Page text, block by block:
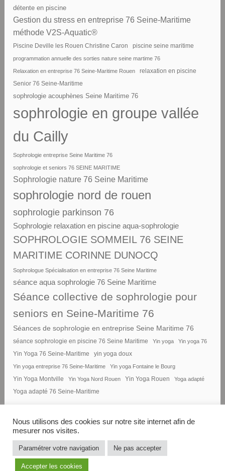
détente en piscine
Gestion du stress en entreprise 76 Seine-Maritime
méthode V2S-Aquatic®
Piscine Deville les Rouen Christine Caron piscine seine maritime
programmation annuelle des sorties nature seine martime 76
Relaxation en entreprise 76 Seine-Maritime Rouen relaxation en piscine
Senior 76 Seine-Maritime
sophrologie acouphènes Seine Maritime 76
sophrologie en groupe vallée
du Cailly
Sophrologie entreprise Seine Maritime 76
sophrologie et seniors 76 SEINE MARITIME
Sophrologie nature 76 Seine Maritime
sophrologie nord de rouen
sophrologie parkinson 76
Sophrologie relaxation en piscine aqua-sophrologie
SOPHROLOGIE SOMMEIL 76 SEINE
MARITIME CORINNE DUNOCQ
Sophrologue Spécialisation en entreprise 76 Seine Maritime
séance aqua sophrologie 76 Seine Maritime
Séance collective de sophrologie pour
seniors en Seine-Maritime 76
Séances de sophrologie en entreprise Seine Maritime 76
séance sophrologie en piscine 76 Seine Maritime Yin yoga Yin yoga 76
Yin Yoga 76 Seine-Maritime yin yoga doux
Yin yoga entreprise 76 Seine-Maritime Yin yoga Fontaine le Bourg
Yin Yoga Montville Yin Yoga Nord Rouen Yin Yoga Rouen Yoga adapté
Yoga adapté 76 Seine-Maritime
FIÈREMENT PROPULSÉ PAR
WORDPRESS
| THÈME : DARA PAR
Nous utilisons des cookies sur notre site internet afin de
mesurer nos visites.
Paramétrer votre navigation Ne pas accepter
Accepter les cookies